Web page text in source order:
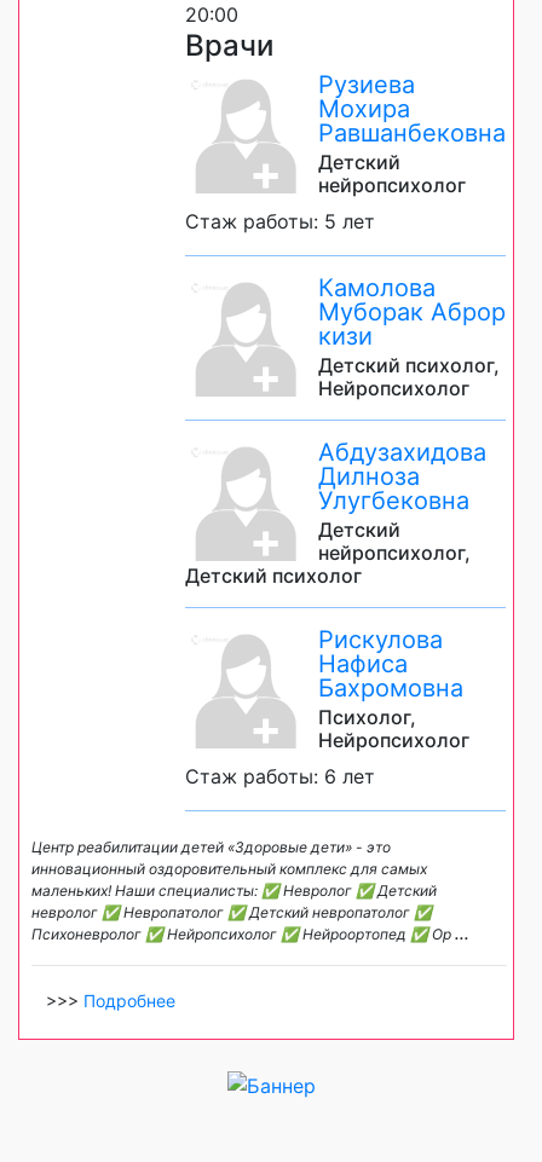
20:00
Врачи
Рузиева
Мохира
Равшанбековна
Детский
нейропсихолог
Стаж работы: 5 лет
Камолова
Муборак Аброр
кизи
Детский психолог,
Нейропсихолог
Абдузахидова
Дилноза
Улугбековна
Детский
нейропсихолог,
Детский психолог
Рискулова
Нафиса
Бахромовна
Психолог,
Нейропсихолог
Стаж работы: 6 лет
Центр реабилитации детей «Здоровые дети» - это
инновационный оздоровительный комплекс для самых
маленьких! Наши специалисты: ✅ Невролог ✅ Детский
невролог ✅ Невропатолог ✅ Детский невропатолог ✅
Психоневролог ✅ Нейропсихолог ✅ Нейроортопед ✅ Ор ...
>>> Подробнее